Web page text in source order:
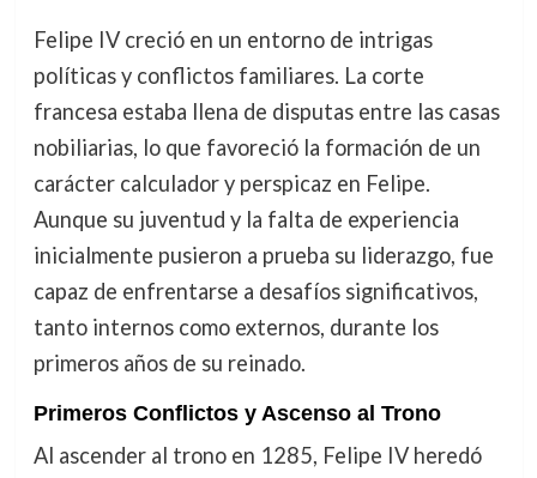
Felipe IV creció en un entorno de intrigas
políticas y conflictos familiares. La corte
francesa estaba llena de disputas entre las casas
nobiliarias, lo que favoreció la formación de un
carácter calculador y perspicaz en Felipe.
Aunque su juventud y la falta de experiencia
inicialmente pusieron a prueba su liderazgo, fue
capaz de enfrentarse a desafíos significativos,
tanto internos como externos, durante los
primeros años de su reinado.
Primeros Conflictos y Ascenso al Trono
Al ascender al trono en 1285, Felipe IV heredó